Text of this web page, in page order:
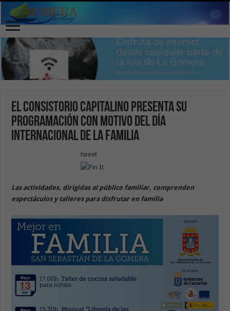
El Consistorio capitalino presenta su
programación con motivo del Día
Internacional de la Familia
tweet
Las actividades, dirigidas al público familiar, comprenden
espectáculos y talleres para disfrutar en familia